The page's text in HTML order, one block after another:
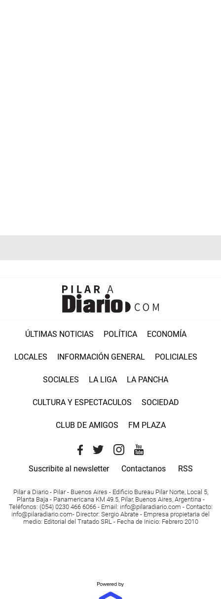
ÚLTIMAS NOTICIAS POLÍTICA ECONOMÍA
LOCALES INFORMACIÓN GENERAL POLICIALES
SOCIALES LA LIGA LA PANCHA
CULTURA Y ESPECTACULOS SOCIEDAD
CLUB DE AMIGOS FM PLAZA
Suscribite al newsletter Contactanos RSS
Pilar a Diario - Pilar - Buenos Aires - Edificio Bureau Pilar Norte, Local 5,
Planta Baja - Panamericana KM 49.5, Pilar, Buenos Aires, Argentina -
Teléfonos: (054) 0230 466 6066 - Email : info@pilaradiario.com - Contacto:
info@pilaradiario.com- Director: Sergio Abrate - Empresa propietaria del
medio: Editorial del Tratado SRL - Fecha de Inicio: Febrero 2010